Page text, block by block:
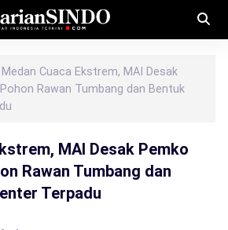
Medan Cuaca Ekstrem, MAI Desak
Rawan Tumbang dan Bentuk
MAI Desak Pemko
Rawan Tumbang dan
Terpadu